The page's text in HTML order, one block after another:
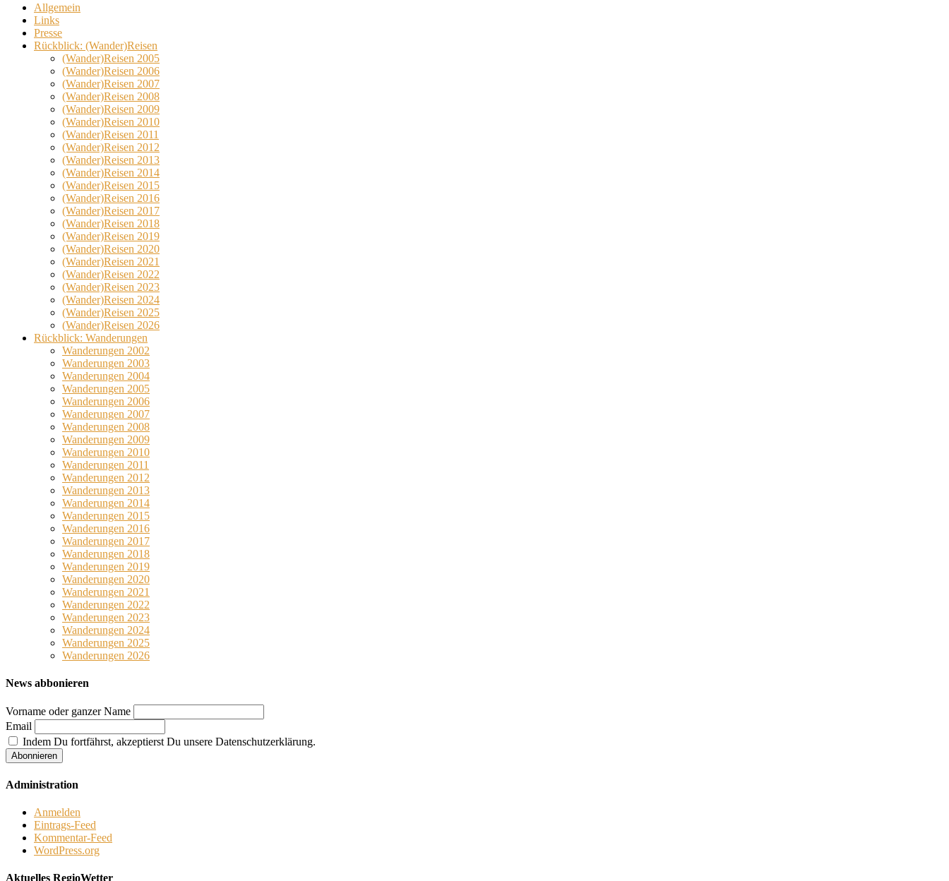
Allgemein
Links
Presse
Rückblick: (Wander)Reisen
(Wander)Reisen 2005
(Wander)Reisen 2006
(Wander)Reisen 2007
(Wander)Reisen 2008
(Wander)Reisen 2009
(Wander)Reisen 2010
(Wander)Reisen 2011
(Wander)Reisen 2012
(Wander)Reisen 2013
(Wander)Reisen 2014
(Wander)Reisen 2015
(Wander)Reisen 2016
(Wander)Reisen 2017
(Wander)Reisen 2018
(Wander)Reisen 2019
(Wander)Reisen 2020
(Wander)Reisen 2021
(Wander)Reisen 2022
(Wander)Reisen 2023
(Wander)Reisen 2024
(Wander)Reisen 2025
(Wander)Reisen 2026
Rückblick: Wanderungen
Wanderungen 2002
Wanderungen 2003
Wanderungen 2004
Wanderungen 2005
Wanderungen 2006
Wanderungen 2007
Wanderungen 2008
Wanderungen 2009
Wanderungen 2010
Wanderungen 2011
Wanderungen 2012
Wanderungen 2013
Wanderungen 2014
Wanderungen 2015
Wanderungen 2016
Wanderungen 2017
Wanderungen 2018
Wanderungen 2019
Wanderungen 2020
Wanderungen 2021
Wanderungen 2022
Wanderungen 2023
Wanderungen 2024
Wanderungen 2025
Wanderungen 2026
News abbonieren
Vorname oder ganzer Name
Email
Indem Du fortfährst, akzeptierst Du unsere Datenschutzerklärung.
Administration
Anmelden
Eintrags-Feed
Kommentar-Feed
WordPress.org
Aktuelles RegioWetter